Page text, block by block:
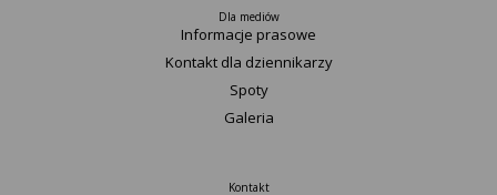
Dla mediów
Informacje prasowe
Kontakt dla dziennikarzy
Spoty
Galeria
Kontakt